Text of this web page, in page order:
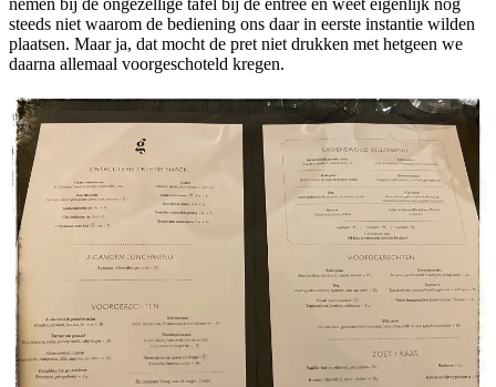
steeds niet waarom de bediening ons daar in eerste instantie wilden
plaatsen. Maar ja, dat mocht de pret niet drukken met hetgeen we
daarna allemaal voorgeschoteld kregen.